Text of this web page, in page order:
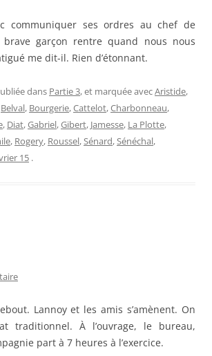
communiquer ses ordres au chef de
brave garçon rentre quand nous nous
me dit-il. Rien d’étonnant.
dans Partie 3, et marquée avecAristide,
Belval, Bourgerie,Cattelot,Charbonneau,
, Diat,Gabriel,Gibert, Jamesse, La Plotte,
, Rogery, Roussel, Sénard, Sénéchal,
15 .
Lannoy et les amis s’amènent. On
traditionnel. À l’ouvrage, le bureau,
part à 7 heures à l’exercice.